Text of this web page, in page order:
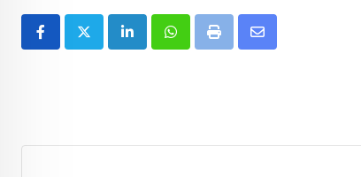
LinkedInWhatsappPrint
Share